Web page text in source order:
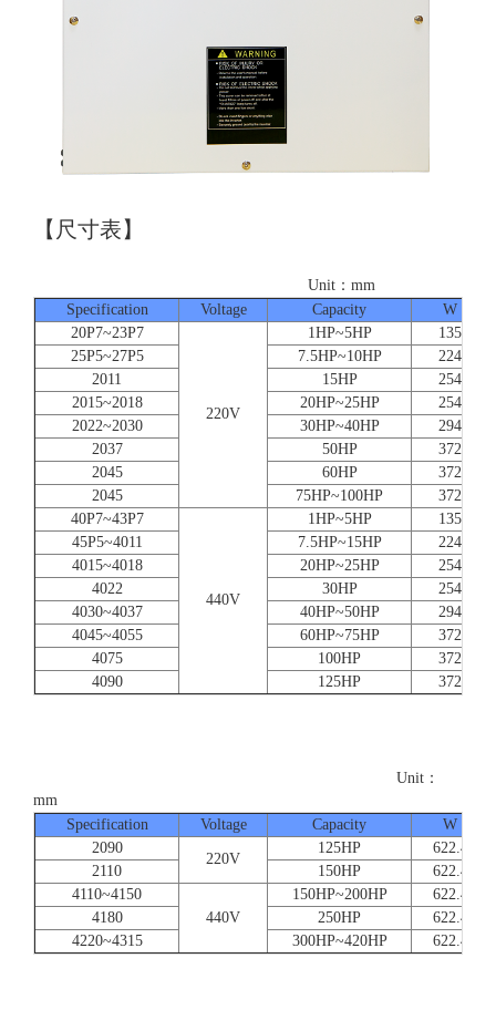
【尺寸表】
Unit：mm
Specification
Voltage Capacity
W
20P7~23P7
220V
1HP~5HP
135
25P5~27P5
7.5HP~10HP
224
2011
15HP
254
2015~2018
20HP~25HP
254
2022~2030
30HP~40HP
294
2037
50HP
372
2045
60HP
372
2045
75HP~100HP
372
40P7~43P7
440V
1HP~5HP
135
45P5~4011
7.5HP~15HP
224
4015~4018
20HP~25HP
254
4022
30HP
254
4030~4037
40HP~50HP
294
4045~4055
60HP~75HP
372
4075
100HP
372
4090
125HP 372
Unit：
mm
Specification
Voltage Capacity
W
2090
220V
125HP
622.4
2110
150HP
622.4
4110~4150
440V
150HP~200HP
622.4
4180
250HP
622.4
4220~4315
300HP~420HP 622.4